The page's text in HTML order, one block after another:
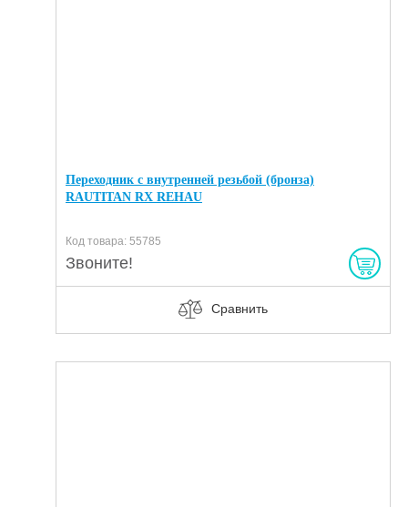
Переходник с внутренней резьбой (бронза)
RAUTITAN RX REHAU
Код товара: 55785
Звоните!
Сравнить